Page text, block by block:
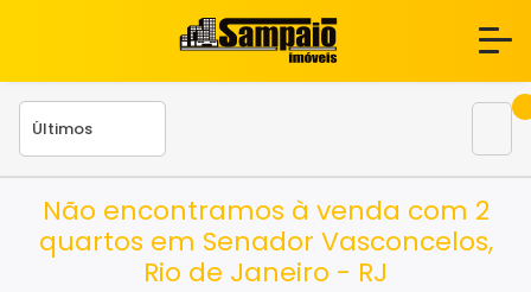
Não encontramos à venda com 2
quartos em Senador Vasconcelos,
Rio de Janeiro - RJ